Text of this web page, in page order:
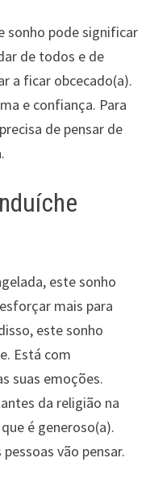
sonho pode significar
de todos e de
a ficar obcecado(a).
e confiança. Para
de pensar de
este sonho
mais para
este sonho
Está com
suas emoções.
da religião na
é generoso(a).
vão pensar.